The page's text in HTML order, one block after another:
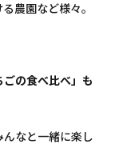
農園など様々。
の食べ比べ」も
なと一緒に楽し